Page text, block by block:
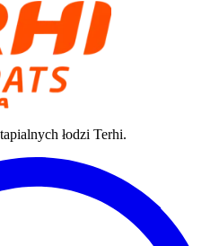
łodzi Terhi.